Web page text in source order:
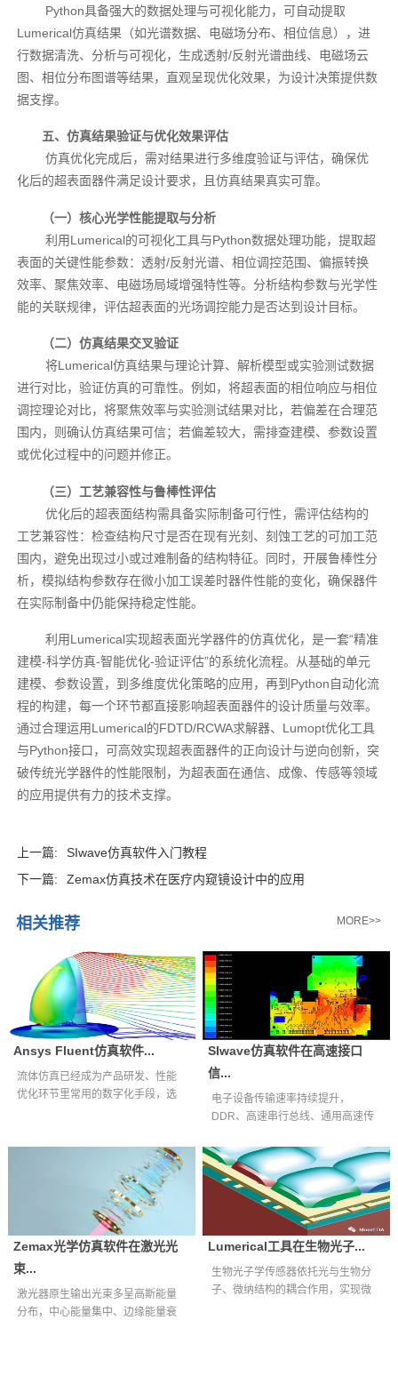
Python具备强大的数据处理与可视化能力，可自动提取
Lumerical仿真结果（如光谱数据、电磁场分布、相位信息），进
行数据清洗、分析与可视化，生成透射/反射光谱曲线、电磁场云
图、相位分布图谱等结果，直观呈现优化效果，为设计决策提供数
据支撑。
五、仿真结果验证与优化效果评估
仿真优化完成后，需对结果进行多维度验证与评估，确保优
化后的超表面器件满足设计要求，且仿真结果真实可靠。
（一）核心光学性能提取与分析
利用Lumerical的可视化工具与Python数据处理功能，提取超
表面的关键性能参数：透射/反射光谱、相位调控范围、偏振转换
效率、聚焦效率、电磁场局域增强特性等。分析结构参数与光学性
能的关联规律，评估超表面的光场调控能力是否达到设计目标。
（二）仿真结果交叉验证
将Lumerical仿真结果与理论计算、解析模型或实验测试数据
进行对比，验证仿真的可靠性。例如，将超表面的相位响应与相位
调控理论对比，将聚焦效率与实验测试结果对比，若偏差在合理范
围内，则确认仿真结果可信；若偏差较大，需排查建模、参数设置
或优化过程中的问题并修正。
（三）工艺兼容性与鲁棒性评估
优化后的超表面结构需具备实际制备可行性，需评估结构的
工艺兼容性：检查结构尺寸是否在现有光刻、刻蚀工艺的可加工范
围内，避免出现过小或过难制备的结构特征。同时，开展鲁棒性分
析，模拟结构参数存在微小加工误差时器件性能的变化，确保器件
在实际制备中仍能保持稳定性能。
利用Lumerical实现超表面光学器件的仿真优化，是一套“精准
建模-科学仿真-智能优化-验证评估”的系统化流程。从基础的单元
建模、参数设置，到多维度优化策略的应用，再到Python自动化流
程的构建，每一个环节都直接影响超表面器件的设计质量与效率。
通过合理运用Lumerical的FDTD/RCWA求解器、Lumopt优化工具
与Python接口，可高效实现超表面器件的正向设计与逆向创新，突
破传统光学器件的性能限制，为超表面在通信、成像、传感等领域
的应用提供有力的技术支撑。
上一篇:
SIwave仿真软件入门教程
下一篇:
Zemax仿真技术在医疗内窥镜设计中的应用
相关推荐 MORE>>
Ansys Fluent仿真软件...
流体仿真已经成为产品研发、性能
优化环节里常用的数字化手段，选
SIwave仿真软件在高速接口
信...
电子设备传输速率持续提升，
DDR、高速串行总线、通用高速传
Zemax光学仿真软件在激光光
束...
激光器原生输出光束多呈高斯能量
分布，中心能量集中、边缘能量衰
Lumerical工具在生物光子...
生物光子学传感器依托光与生物分
子、微纳结构的耦合作用，实现微